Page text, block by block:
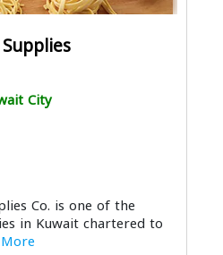
City
Co. is one of the
in Kuwait chartered to